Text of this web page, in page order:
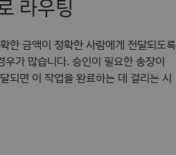
라우팅
한 금액이 정확한 사람에게 전달되도록
가 많습니다. 승인이 필요한 송장이
되면 이 작업을 완료하는 데 걸리는 시